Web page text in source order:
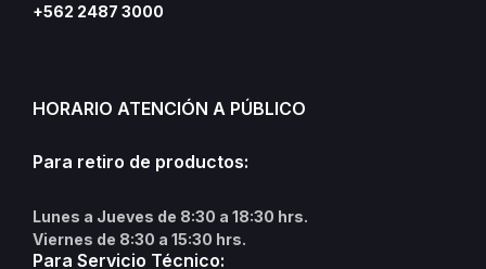
+562 2487 3000
HORARIO ATENCIÓN A PÚBLICO
Para retiro de productos:
Lunes a Jueves de 8:30 a 18:30 hrs.
Viernes de 8:30 a 15:30 hrs.
Para Servicio Técnico: